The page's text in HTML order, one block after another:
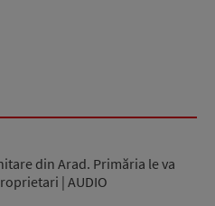
din Arad. Primăria le va
| AUDIO